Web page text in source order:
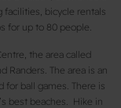
facilities, bicycle rentals
for up to 80 people.
the area called
Randers. The area is an
for ball games. There is
best beaches. Hike in